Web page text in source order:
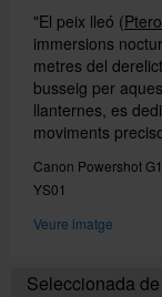
"El peix lleó (
immersions
metres del
busseig per
llanternes, es
moviments
Canon Powershot
YS01
Veure imatge
Seleccionada